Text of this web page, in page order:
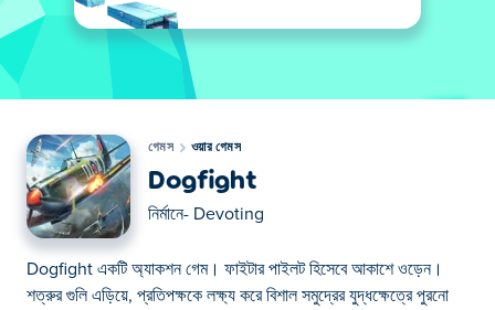
গেমস ওয়ার গেমস
Dogfight
নির্মানে- Devoting
Dogfight একটি অ্যাকশন গেম। ফাইটার পাইলট হিসেবে আকাশে ওড়েন।
শত্রুর গুলি এড়িয়ে, প্রতিপক্ষকে লক্ষ্য করে বিশাল সমুদ্রের যুদ্ধক্ষেত্রে পুরনো